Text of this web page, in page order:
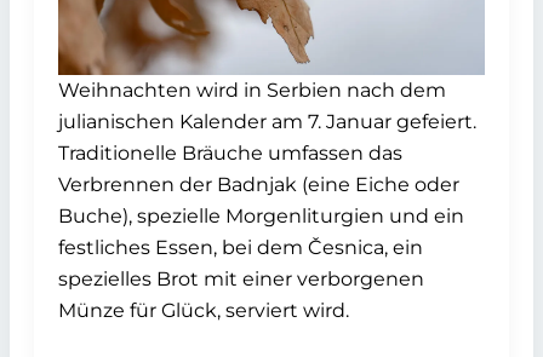
Weihnachten wird in Serbien nach dem
julianischen Kalender am 7. Januar gefeiert.
Traditionelle Bräuche umfassen das
Verbrennen der Badnjak (eine Eiche oder
Buche), spezielle Morgenliturgien und ein
festliches Essen, bei dem Česnica, ein
spezielles Brot mit einer verborgenen
Münze für Glück, serviert wird.